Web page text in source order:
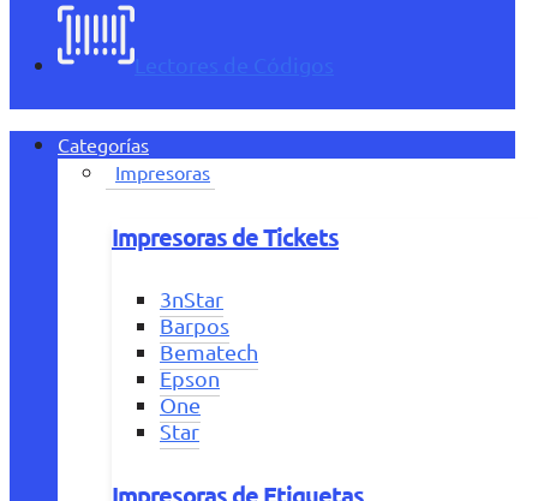
Lectores de Códigos
Categorías
Impresoras
Impresoras de Tickets
3nStar
Barpos
Bematech
Epson
One
Star